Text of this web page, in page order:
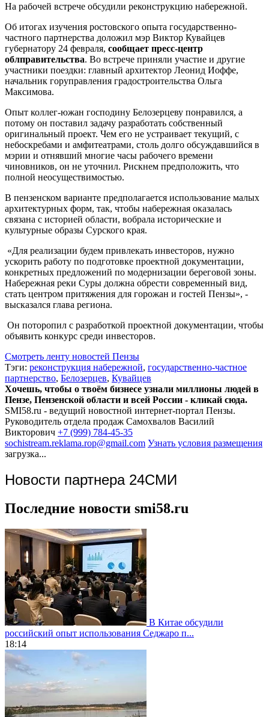
На рабочей встрече обсудили реконструкцию набережной.
Об итогах изучения ростовского опыта государственно-
частного партнерства доложил мэр Виктор Кувайцев
губернатору 24 февраля, сообщает пресс-центр
облправительства. Во встрече приняли участие и другие
участники поездки: главный архитектор Леонид Иоффе,
начальник горуправления градостроительства Ольга
Максимова.
Опыт коллег-южан господину Белозерцеву понравился, а
потому он поставил задачу разработать собственный
оригинальный проект. Чем его не устраивает текущий, с
небоскребами и амфитеатрами, столь долго обсуждавшийся в
мэрии и отнявший многие часы рабочего времени
чиновников, он не уточнил. Рискнем предположить, что
полной неосуществимостью.
В пензенском варианте предполагается использование малых
архитектурных форм, так, чтобы набережная оказалась
связана с историей области, вобрала исторические и
культурные образы Сурского края.
«Для реализации будем привлекать инвесторов, нужно
ускорить работу по подготовке проектной документации,
конкретных предложений по модернизации береговой зоны.
Набережная реки Суры должна обрести современный вид,
стать центром притяжения для горожан и гостей Пензы», -
высказался глава региона.
Он поторопил с разработкой проектной документации, чтобы
объявить конкурс среди инвесторов.
Смотреть ленту новостей Пензы
Тэги: реконструкция набережной, государственно-частное
партнерство, Белозерцев, Кувайцев
Хочешь, чтобы о твоём бизнесе узнали миллионы людей в
Пензе, Пензенской области и всей России - кликай сюда.
SMI58.ru - ведущий новостной интернет-портал Пензы.
Руководитель отдела продаж Самохвалов Василий
Викторович +7 (999) 784-45-35
sochistream.reklama.rop@gmail.com Узнать условия размещения
загрузка...
Новости партнера 24СМИ
Последние новости smi58.ru
В Китае обсудили
российский опыт использования Седжаро п...
18:14